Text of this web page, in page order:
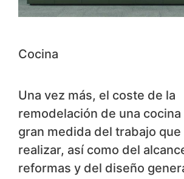
Cocina
Una vez más, el coste de la
remodelación de una
gran medida del trabajo que
realizar, así como del
reformas y del diseño